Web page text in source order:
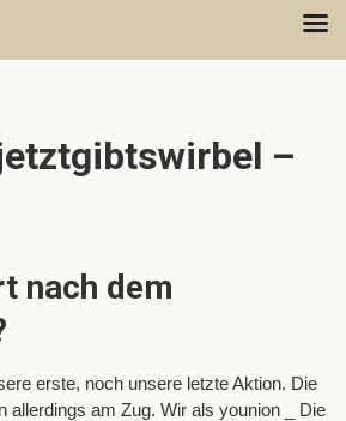
–
nach dem
erste, noch unsere letzte Aktion. Die
allerdings am Zug. Wir als younion _ Die